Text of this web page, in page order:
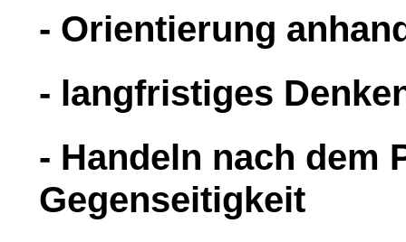
- Orientierung
- langfristiges
- Handeln nach dem
Gegenseitigkeit